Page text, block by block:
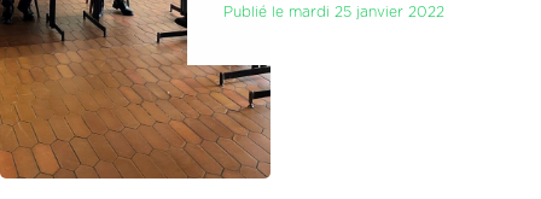
Publié le mardi 25 janvier 2022